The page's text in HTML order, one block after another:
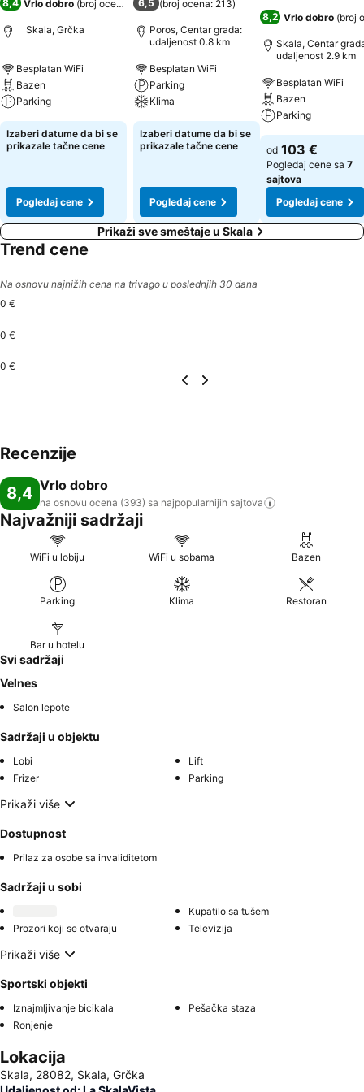
8,4 Vrlo dobro (broj ocena: 393)
Skala, Grčka
Besplatan WiFi
Bazen
Parking
Izaberi datume da bi se
prikazale tačne cene
Pogledaj cene
6,5 (broj ocena: 213)
Poros, Centar grada:
udaljenost 0.8 km
Besplatan WiFi
Parking
Klima
Izaberi datume da bi se
prikazale tačne cene
Pogledaj cene
8,2 Vrlo dobro (broj
Skala, Centar
udaljenost 2.9 km
Besplatan WiFi
Bazen
Parking
od 103 €
Pogledaj cene sa 7
sajtova
Pogledaj cene
Prikaži sve smeštaje u Skala
Trend cene
Na osnovu najnižih cena na trivago u poslednjih 30 dana
0 €
0 €
0 €
Recenzije
8,4 Vrlo dobro
na osnovu ocena (393) sa najpopularnijih sajtova
Najvažniji sadržaji
WiFi u lobiju WiFi u sobama Bazen
Parking Klima Restoran
Bar u hotelu
Svi sadržaji
Velnes
Salon lepote
Sadržaji u objektu
Lobi
Lift
Frizer
Parking
Prikaži više
Dostupnost
Prilaz za osobe sa invaliditetom
Sadržaji u sobi
Kupatilo sa tušem
Prozori koji se otvaraju
Televizija
Prikaži više
Sportski objekti
Iznajmljivanje bicikala
Pešačka staza
Ronjenje
Lokacija
Skala, 28082, Skala, Grčka